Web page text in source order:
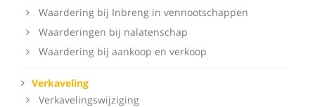
Waardering bij Inbreng in vennootschappen
Waarderingen bij nalatenschap
Waardering bij aankoop en verkoop
Verkaveling
Verkavelingswijziging